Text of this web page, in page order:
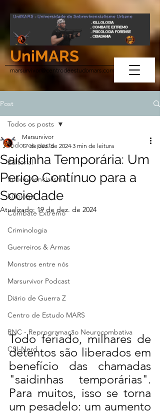
UniMARS
marsurvivor@centrodeestudomars.com
Post
Todos os posts
Editorial
Sobrevivencialismo
Killologia
Combate Extremo
Criminologia
Guerreiros & Armas
Monstros entre nós
Marsurvivor Podcast
Diário de Guerra Z
Centro de Estudo MARS
RNC - Reprogramação Neurocombativa
CSI-Nerd
Todos os posts
Saidinha Temporária: Um
Perigo Contínuo para a
Sociedade
Marsurvivor
17 de dez. de 2024 3 min de leitura
Atualizado: 19 de dez. de 2024
Todo feriado, milhares de
detentos são liberados em
benefício das chamadas
"saidinhas temporárias".
Para muitos, isso se torna
um pesadelo: um aumento